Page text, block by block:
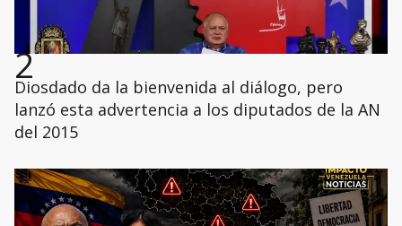
2
Diosdado da la bienvenida al diálogo, pero
lanzó esta advertencia a los diputados de la AN
del 2015